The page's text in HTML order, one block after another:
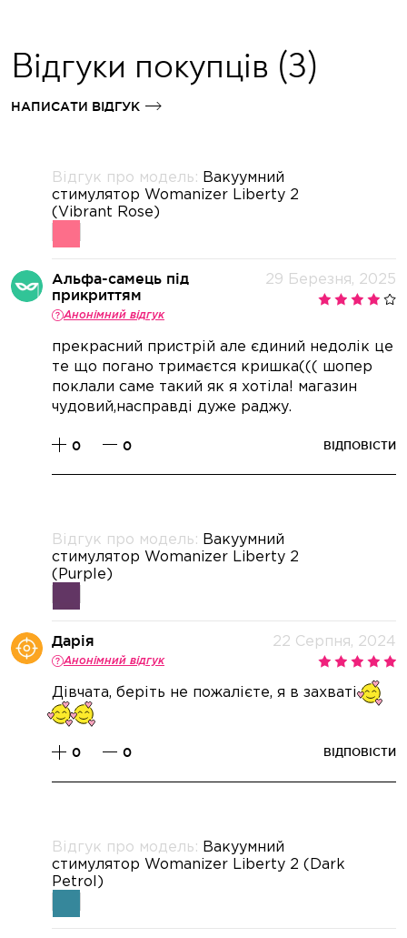
Відгуки покупців (3)
НАПИСАТИ ВІДГУК
Відгук про модель: Вакуумний
стимулятор Womanizer Liberty 2
(Vibrant Rose)
Альфа-самець під
прикриттям
Анонімний відгук
29 Березня, 2025
прекрасний пристрій але єдиний недолік це
те що погано тримаєтся кришка((( шопер
поклали саме такий як я хотіла! магазин
чудовий,насправді дуже раджу.
0 0 ВІДПОВІСТИ
Відгук про модель: Вакуумний
стимулятор Womanizer Liberty 2
(Purple)
Дарія
Анонімний відгук
22 Серпня, 2024
Дівчата, беріть не пожалієте, я в захваті
0 0 ВІДПОВІСТИ
Відгук про модель: Вакуумний
стимулятор Womanizer Liberty 2 (Dark
Petrol)